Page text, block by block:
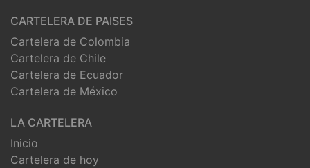
CARTELERA DE PAISES
Cartelera de Colombia
Cartelera de Chile
Cartelera de Ecuador
Cartelera de México
LA CARTELERA
Inicio
Cartelera de hoy